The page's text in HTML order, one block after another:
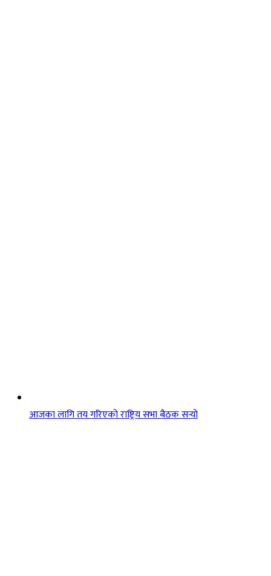
आजका लागि तय गरिएको राष्ट्रिय सभा बैठक सर्‍यो